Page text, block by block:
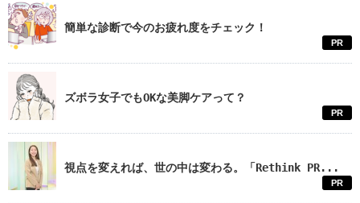
簡単な診断で今のお疲れ度をチェック！
PR
ズボラ女子でもOKな美脚ケアって？
PR
視点を変えれば、世の中は変わる。「Rethink PR...
PR